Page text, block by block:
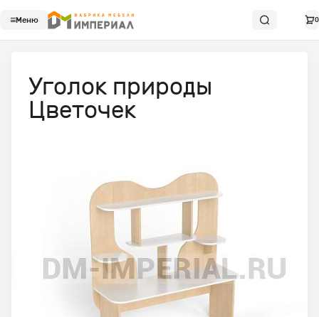
Меню 0
Уголок природы
Цветочек